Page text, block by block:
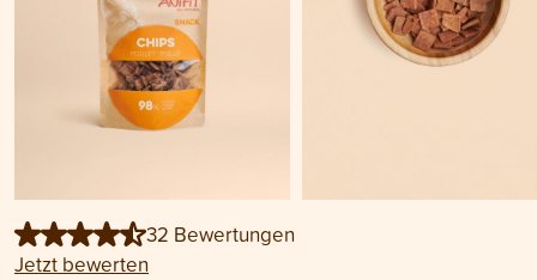
32 Bewertungen
Jetzt bewerten